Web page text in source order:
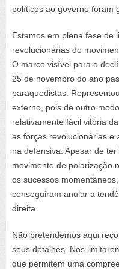
políticos ao governo foram
Estamos em plena fase de
revolucionárias do
O marco visível para o
25 de novembro do ano
paraquedistas.
externo, pois de outro
relativamente fácil vitória
as forças revolucionárias e
na defensiva. Apesar de
movimento de polarização
os sucessos
conseguiram anular a
direita.
Não pretendemos aqui
seus detalhes. Nos
que permitem uma